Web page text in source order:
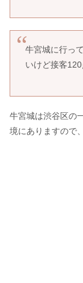
牛宮城に行っ
いけど接客
牛宮城は渋谷区の
境にありますので